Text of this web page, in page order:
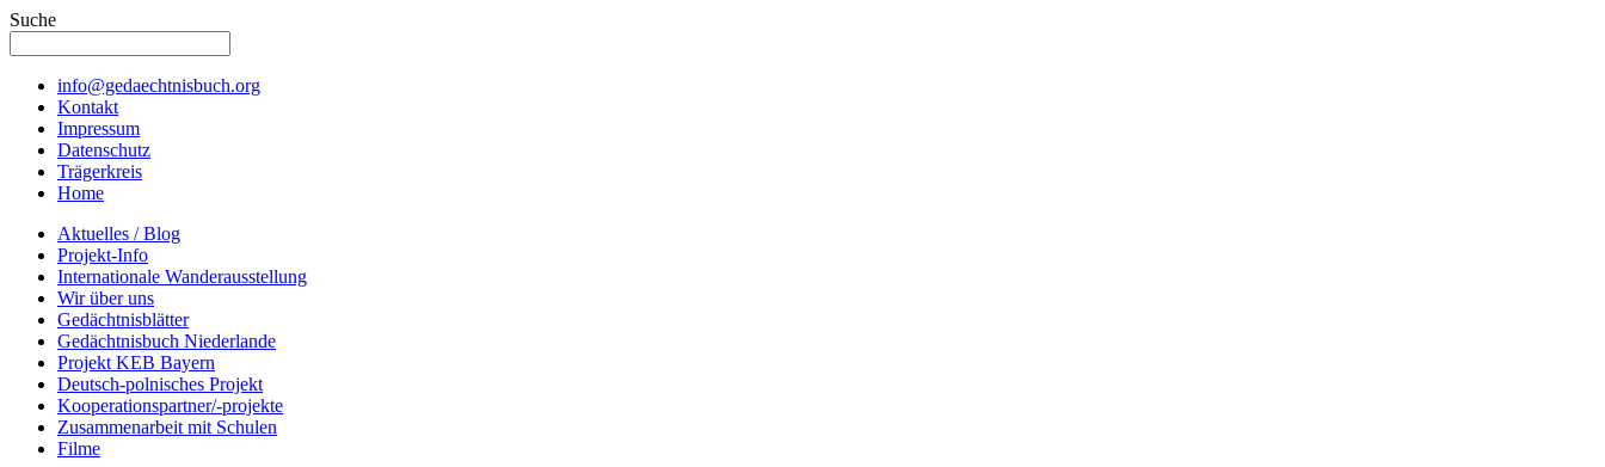
Suche
info@gedaechtnisbuch.org
Kontakt
Impressum
Datenschutz
Trägerkreis
Home
Aktuelles / Blog
Projekt-Info
Internationale Wanderausstellung
Wir über uns
Gedächtnisblätter
Gedächtnisbuch Niederlande
Projekt KEB Bayern
Deutsch-polnisches Projekt
Kooperationspartner/-projekte
Zusammenarbeit mit Schulen
Filme